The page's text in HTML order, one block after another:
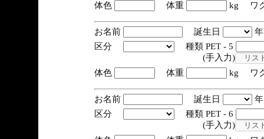
体色
体重 kg ワ
お名前 誕生日
区分
種類 PET - 5
(手入力)
体色
体重 kg ワ
お名前 誕生日
区分
種類 PET - 6
(手入力)